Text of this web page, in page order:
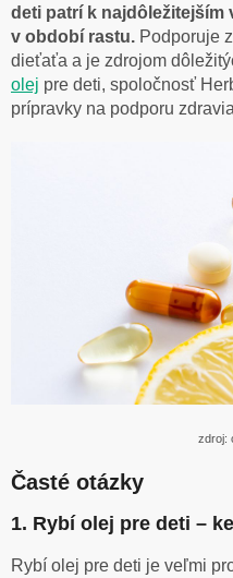
deti patrí k
v období rastu. Podporuje
dieťaťa a je zdrojom
olej pre deti, spoločnosť
prípravky na podporu
zdroj:
Časté otázky
1. Rybí olej pre deti –
Rybí olej pre deti je veľmi